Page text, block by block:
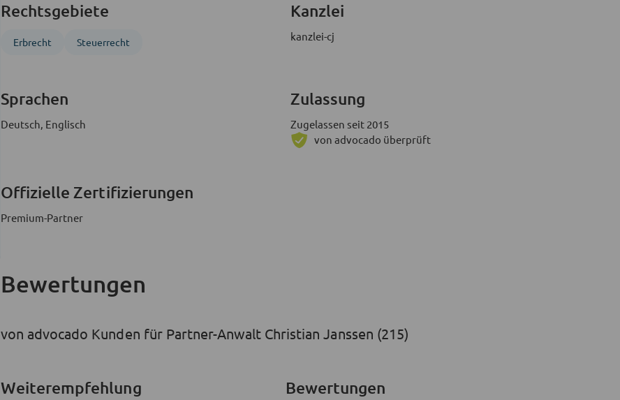
Rechtsgebiete
Erbrecht Steuerrecht
Kanzlei
kanzlei-cj
Sprachen
Deutsch, Englisch
Zulassung
Zugelassen seit 2015
von advocado überprüft
Offizielle Zertifizierungen
Premium-Partner
Bewertungen
von advocado Kunden für Partner-Anwalt Christian Janssen (215)
Weiterempfehlung Bewertungen